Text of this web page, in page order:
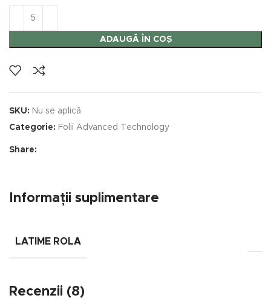
ADAUGĂ ÎN COȘ
SKU: Nu se aplică
Categorie: Folii Advanced Technology
Share:
Informații suplimentare
LATIME ROLA
Recenzii (8)